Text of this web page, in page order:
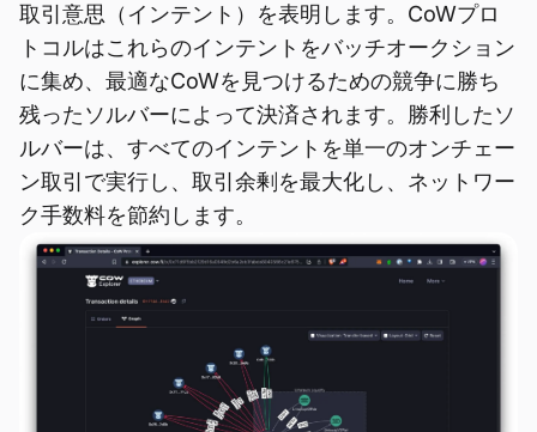
取引意思（インテント）を表明します。CoWプロ
トコルはこれらのインテントをバッチオークション
に集め、最適なCoWを見つけるための競争に勝ち
残ったソルバーによって決済されます。勝利したソ
ルバーは、すべてのインテントを単一のオンチェー
ン取引で実行し、取引余剰を最大化し、ネットワー
ク手数料を節約します。